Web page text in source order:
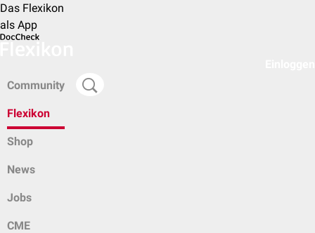
Das Flexikon
als App
Community
Flexikon
Shop
News
Jobs
CME